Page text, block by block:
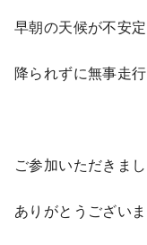
早朝の天候が不安
降られずに無事走
ご参加いただきま
ありがとうござい